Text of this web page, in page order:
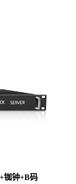
铷钟+B码